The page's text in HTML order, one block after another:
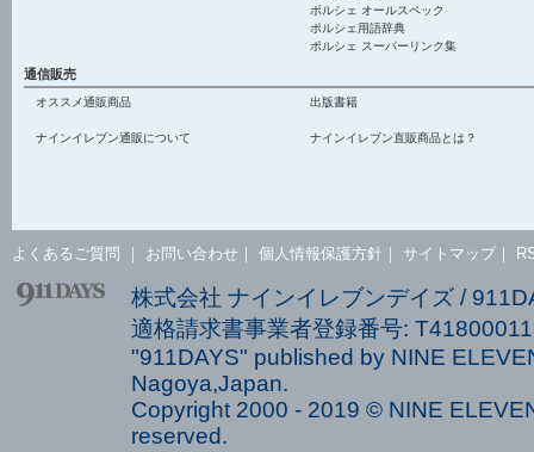
ポルシェ オールスペック
ポルシェ用語辞典
ポルシェ スーパーリンク集
通信販売
オススメ通販商品 出版書籍
ナインイレブン通販について ナインイレブン直販商品とは？
よくあるご質問 ｜ お問い合わせ ｜ 個人情報保護方針 ｜ サイトマップ｜
株式会社 ナインイレブンデイズ /
適格請求書事業者登録番号:
"911DAYS" published by NINE
Nagoya,Japan.
Copyright 2000 - 2019 © NINE
reserved.